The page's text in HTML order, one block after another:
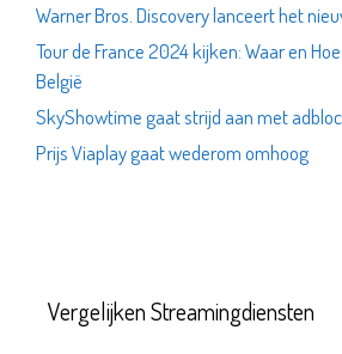
Warner Bros. Discovery lanceert het
Tour de France 2024 kijken: Waar en
België
SkyShowtime gaat strijd aan met
Prijs Viaplay gaat wederom omhoog
Vergelijken Streamingdiensten